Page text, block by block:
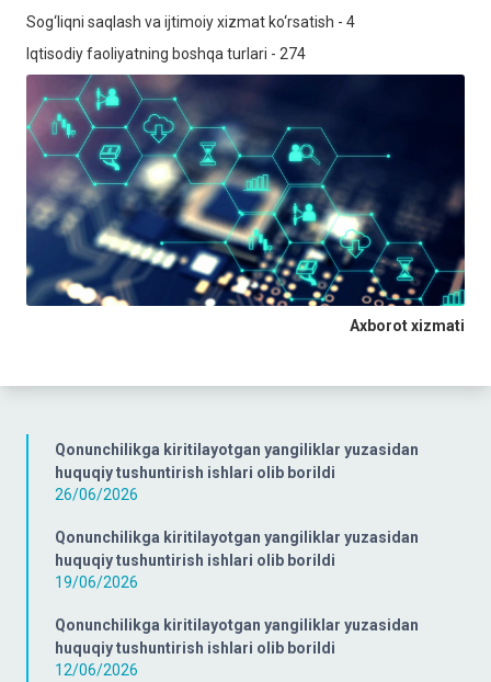
Qonunchilikga kiritilayotgan yangiliklar yuzasidan
huquqiy tushuntirish ishlari olib borildi
26/06/2026
Qonunchilikga kiritilayotgan yangiliklar yuzasidan
huquqiy tushuntirish ishlari olib borildi
19/06/2026
Qonunchilikga kiritilayotgan yangiliklar yuzasidan
huquqiy tushuntirish ishlari olib borildi
12/06/2026
Sog‘liqni saqlash va ijtimoiy xizmat ko‘rsatish - 4
Iqtisodiy faoliyatning boshqa turlari - 274
Axborot xizmati